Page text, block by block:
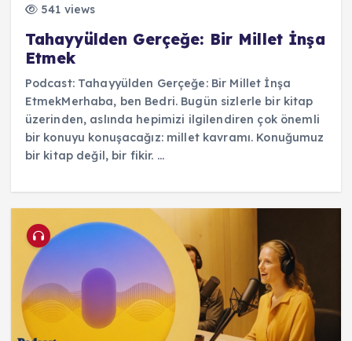
541 views
Tahayyülden Gerçeğe: Bir Millet İnşa
Etmek
Podcast: Tahayyülden Gerçeğe: Bir Millet İnşa
EtmekMerhaba, ben Bedri. Bugün sizlerle bir kitap
üzerinden, aslında hepimizi ilgilendiren çok önemli
bir konuyu konuşacağız: millet kavramı. Konuğumuz
bir kitap değil, bir fikir. ...